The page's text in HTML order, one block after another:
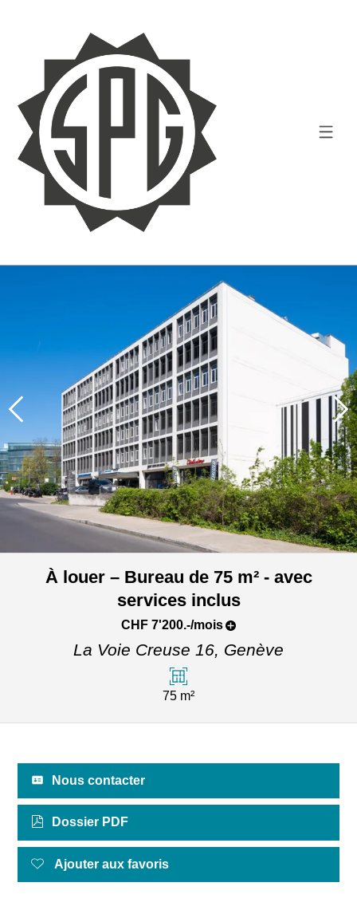
À louer – Bureau de 75 m² - avec
services inclus
CHF 7'200.-/mois
La Voie Creuse 16, Genève
75 m²
Nous contacter
Dossier PDF
Ajouter aux favoris